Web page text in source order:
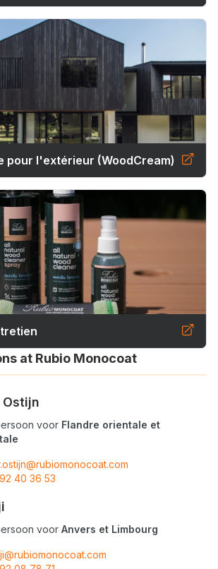
pour l'extérieur (WoodCream)
at Rubio Monocoat
voor Flandre orientale et
40 36 53
voor Anvers et Limbourg